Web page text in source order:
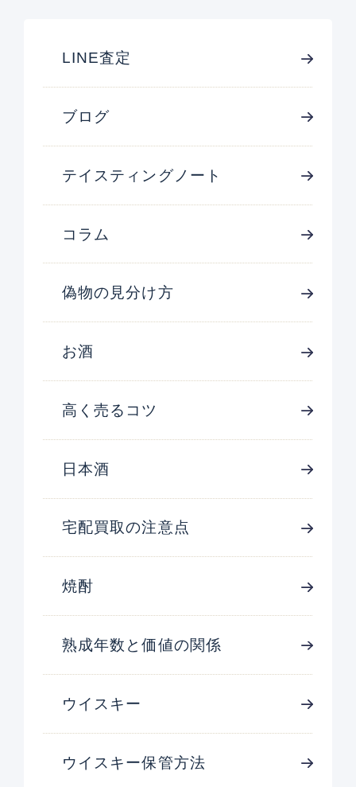
LINE査定
ブログ
テイスティングノート
コラム
偽物の見分け方
お酒
高く売るコツ
日本酒
宅配買取の注意点
焼酎
熟成年数と価値の関係
ウイスキー
ウイスキー保管方法